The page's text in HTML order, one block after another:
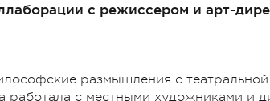
с режиссером и арт-
размышления с
работала с местными художниками и